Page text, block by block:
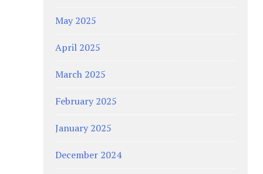
May 2025
April 2025
March 2025
February 2025
January 2025
December 2024